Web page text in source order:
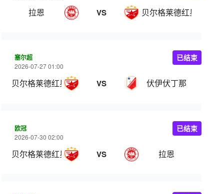
拉恩 VS 贝尔格莱德红星
塞尔超
2026-07-27 01:00
贝尔格莱德红星 VS 伏伊伏丁那
已结束
欧冠
2026-07-30 02:00
贝尔格莱德红星 VS 拉恩
已结束